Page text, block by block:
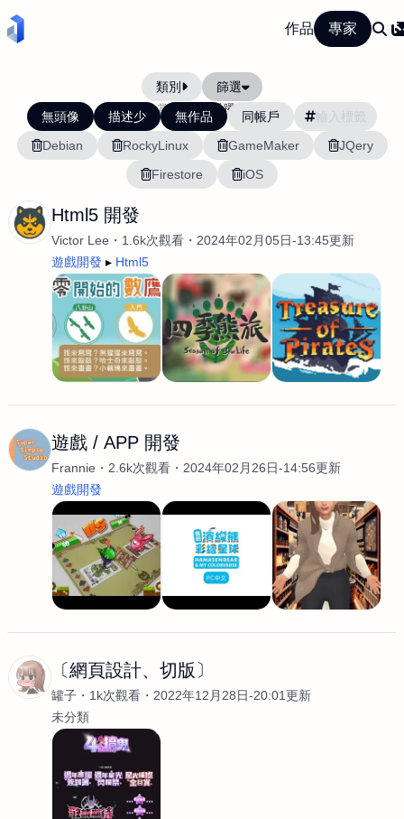
作品 專家
類別 篩選
當前排序: 活躍度
無頭像 描述少 無作品
同帳戶
Debian
RockyLinux GameMaker
JQery
Firestore
iOS
Html5 開發
Victor Lee 1.6k次觀看
2024年02月05日-13:45更新
遊戲開發
Html5
遊戲 / APP 開發
Frannie 2.6k次觀看
2024年02月26日-14:56更新
遊戲開發
〔網頁設計、切版〕
罐子 1k次觀看
2022年12月28日-20:01更新
未分類